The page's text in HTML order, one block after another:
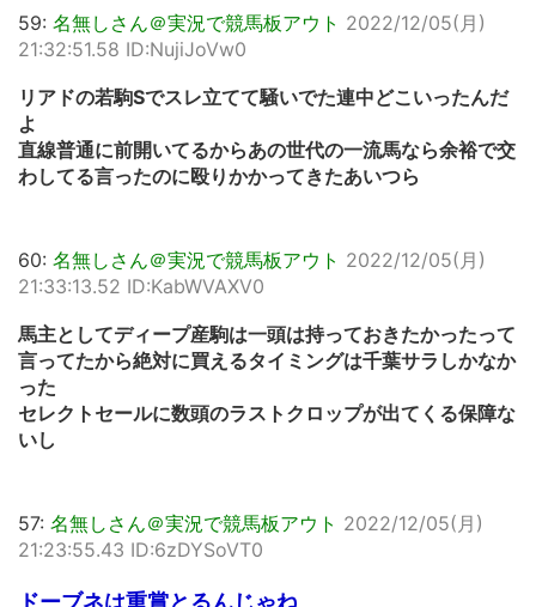
59: 名無しさん＠実況で競馬板アウト 2022/12/05(月)
21:32:51.58 ID:NujiJoVw0
リアドの若駒Sでスレ立てて騒いでた連中どこいったんだ
よ
直線普通に前開いてるからあの世代の一流馬なら余裕で交
わしてる言ったのに殴りかかってきたあいつら
60: 名無しさん＠実況で競馬板アウト 2022/12/05(月)
21:33:13.52 ID:KabWVAXV0
馬主としてディープ産駒は一頭は持っておきたかったって
言ってたから絶対に買えるタイミングは千葉サラしかなか
った
セレクトセールに数頭のラストクロップが出てくる保障な
いし
57: 名無しさん＠実況で競馬板アウト 2022/12/05(月)
21:23:55.43 ID:6zDYSoVT0
ドーブネは重賞とるんじゃね